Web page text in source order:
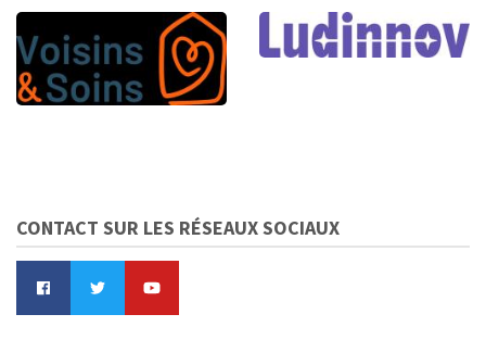
CONTACT SUR LES RÉSEAUX SOCIAUX